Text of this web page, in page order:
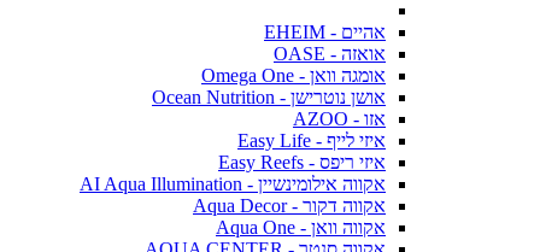
אהיים - EHEIM
אואזה - OASE
אומגה וואן - Omega One
אושן נוטרישן - Ocean Nutrition
אזו - AZOO
איזי לייף - Easy Life
איזי ריפס - Easy Reefs
אקווה אילומינשיין - AI Aqua Illumination
אקווה דקור - Aqua Decor
אקווה וואן - Aqua One